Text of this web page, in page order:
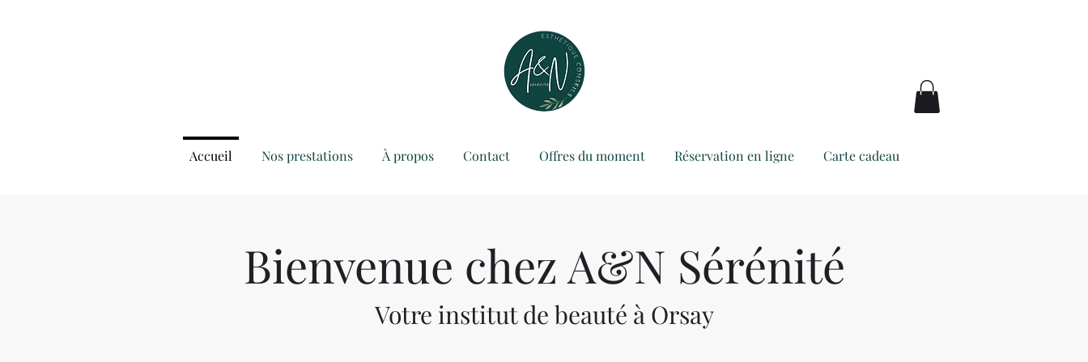
Accueil Nos prestations À propos Contact Offres du moment Réservation en ligne Carte cadeau
Bienvenue chez A&N Sérénité
Votre institut de beauté à Orsay